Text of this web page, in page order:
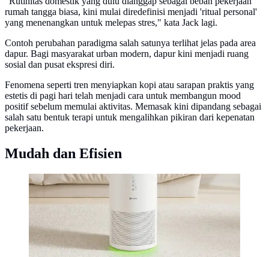
rumah tangga biasa, kini mulai diredefinisi menjadi 'ritual personal'
yang menenangkan untuk melepas stres," kata Jack lagi.
Contoh perubahan paradigma salah satunya terlihat jelas pada area
dapur. Bagi masyarakat urban modern, dapur kini menjadi ruang
sosial dan pusat ekspresi diri.
Fenomena seperti tren menyiapkan kopi atau sarapan praktis yang
estetis di pagi hari telah menjadi cara untuk membangun mood
positif sebelum memulai aktivitas. Memasak kini dipandang sebagai
salah satu bentuk terapi untuk mengalihkan pikiran dari kepenatan
pekerjaan.
Mudah dan Efisien
Air purifier menjadi salah satu perabot rumah tangga
yang banyak diminati generasi muda saat ini. (dok.
Simplus)